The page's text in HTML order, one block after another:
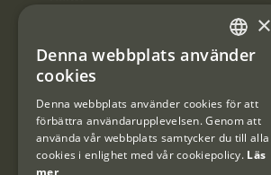
Användarvillkor
#Interjaktfamily
SWEDISH
×
Denna webbplats använder
cookies
Denna webbplats använder cookies för att
förbättra användarupplevelsen. Genom att
använda vår webbplats samtycker du till alla
cookies i enlighet med vår cookiepolicy. Läs
mer